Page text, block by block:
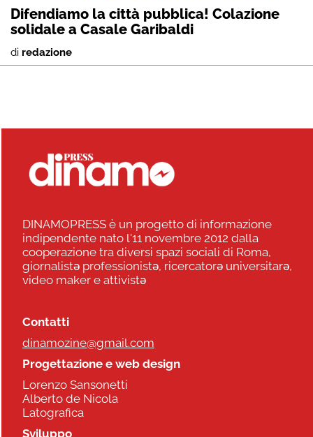
Difendiamo la città pubblica! Colazione
solidale a Casale Garibaldi
di redazione
DINAMOPRESS è un progetto di informazione
indipendente nato l'11 novembre 2012 dalla
cooperazione tra diversi spazi sociali di Roma,
giornalistə professionistə, ricercatorə universitarə,
video maker e attivistə
Contatti
dinamozine@gmail.com
Progettazione e web design
Lorenzo Sansonetti
Alberto de Nicola
Latografica
Sviluppo